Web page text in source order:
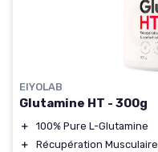
EIYOLAB
Glutamine HT - 300g
＋
100% Pure L-Glutamine
＋
Récupération Musculaire